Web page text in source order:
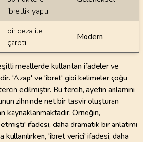
ibretlik yaptı
bir ceza ile
çarptı
Modern
meallerde kullanılan ifadeler ve
'Azap' ve 'ibret' gibi kelimeler çoğu
edilmiştir. Bu tercih, ayetin anlamını
zihninde net bir tasvir oluşturan
kaynaklanmaktadır. Örneğin,
ifadesi, daha dramatik bir anlatımı
'ibret verici' ifadesi, daha